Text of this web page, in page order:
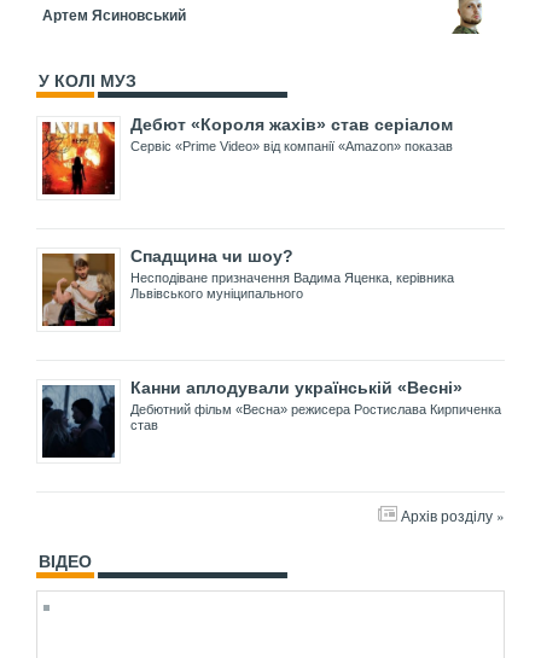
Артем Ясиновський
У КОЛІ МУЗ
Дебют «Короля жахів» став серіалом
Сервіс «Prime Video» від компанії «Amazon» показав
Спадщина чи шоу?
Несподіване призначення Вадима Яценка, керівника
Львівського муніципального
Канни аплодували українській «Весні»
Дебютний фільм «Весна» режисера Ростислава Кирпиченка
став
Архів розділу »
ВІДЕО